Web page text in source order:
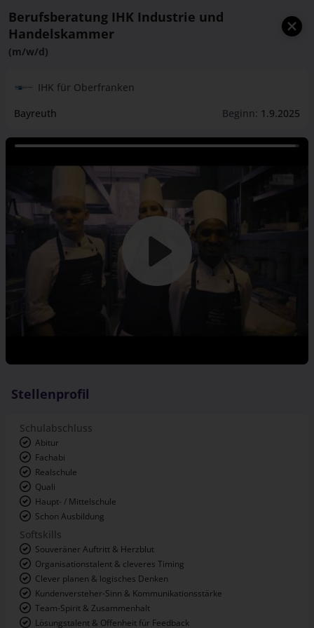
Berufsberatung IHK Industrie und
Handelskammer
(m/w/d)
IHK für Oberfranken
Bayreuth
Beginn: 1.9.2025
Stellenprofil
Schulabschluss
Abitur
Fachabi
Realschule
Quali
Haupt- / Mittelschule
Schon Ausbildung
Softskills
Souveräner Auftritt & Herzblut
Organisationstalent & cleveres Timing
Clever planen & logisches Denken
Kundenversteher-Sinn & Kommunikationsstärke
Team-Spirit & Zusammenhalt
Lösungstalent & Offenheit für Feedback